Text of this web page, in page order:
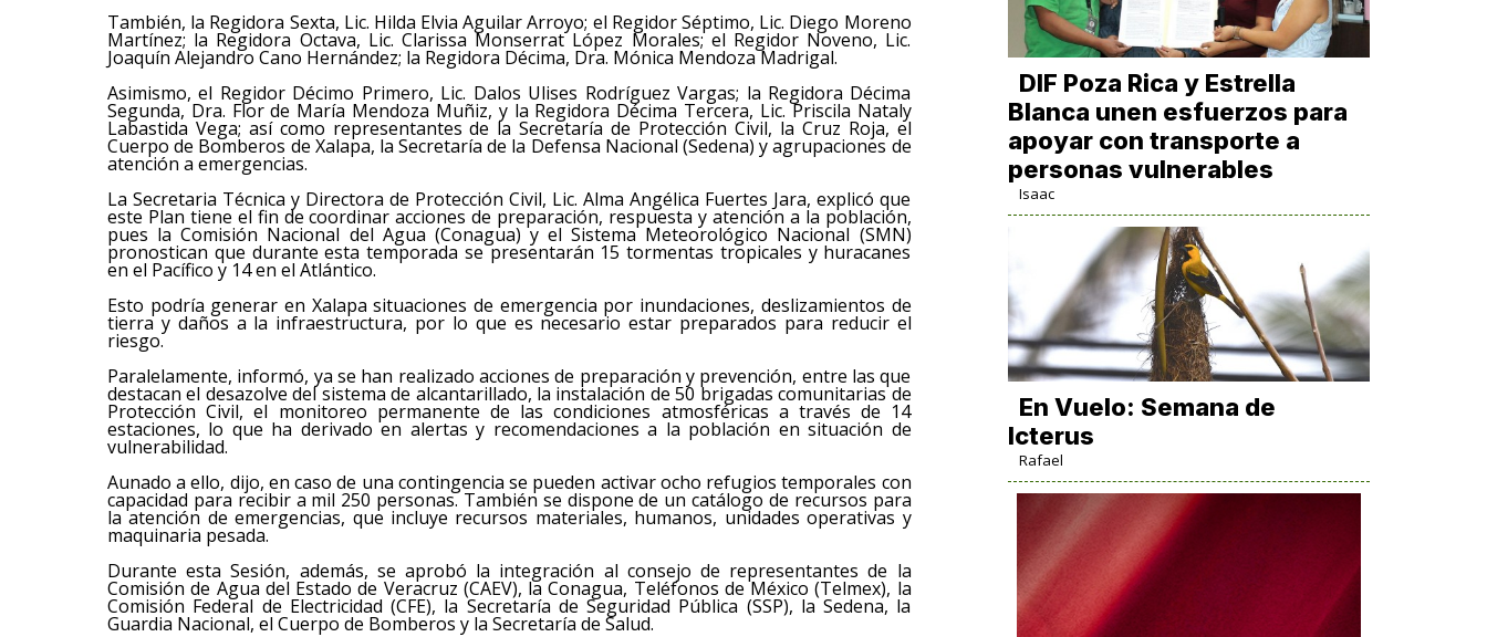
También, la Regidora Sexta, Lic. Hilda Elvia Aguilar Arroyo; el Regidor Séptimo, Lic. Diego Moreno
Martínez; la Regidora Octava, Lic. Clarissa Monserrat López Morales; el Regidor Noveno, Lic.
Joaquín Alejandro Cano Hernández; la Regidora Décima, Dra. Mónica Mendoza Madrigal.
Asimismo, el Regidor Décimo Primero, Lic. Dalos Ulises Rodríguez Vargas; la Regidora Décima
Segunda, Dra. Flor de María Mendoza Muñiz, y la Regidora Décima Tercera, Lic. Priscila Nataly
Labastida Vega; así como representantes de la Secretaría de Protección Civil, la Cruz Roja, el
Cuerpo de Bomberos de Xalapa, la Secretaría de la Defensa Nacional (Sedena) y agrupaciones de
atención a emergencias.
La Secretaria Técnica y Directora de Protección Civil, Lic. Alma Angélica Fuertes Jara, explicó que
este Plan tiene el fin de coordinar acciones de preparación, respuesta y atención a la población,
pues la Comisión Nacional del Agua (Conagua) y el Sistema Meteorológico Nacional (SMN)
pronostican que durante esta temporada se presentarán 15 tormentas tropicales y huracanes
en el Pacífico y 14 en el Atlántico.
Esto podría generar en Xalapa situaciones de emergencia por inundaciones, deslizamientos de
tierra y daños a la infraestructura, por lo que es necesario estar preparados para reducir el
riesgo.
Paralelamente, informó, ya se han realizado acciones de preparación y prevención, entre las que
destacan el desazolve del sistema de alcantarillado, la instalación de 50 brigadas comunitarias de
Protección Civil, el monitoreo permanente de las condiciones atmosféricas a través de 14
estaciones, lo que ha derivado en alertas y recomendaciones a la población en situación de
vulnerabilidad.
Aunado a ello, dijo, en caso de una contingencia se pueden activar ocho refugios temporales con
capacidad para recibir a mil 250 personas. También se dispone de un catálogo de recursos para
la atención de emergencias, que incluye recursos materiales, humanos, unidades operativas y
maquinaria pesada.
Durante esta Sesión, además, se aprobó la integración al consejo de representantes de la
Comisión de Agua del Estado de Veracruz (CAEV), la Conagua, Teléfonos de México (Telmex), la
Comisión Federal de Electricidad (CFE), la Secretaría de Seguridad Pública (SSP), la Sedena, la
Guardia Nacional, el Cuerpo de Bomberos y la Secretaría de Salud.
DIF Poza Rica y Estrella
Blanca unen esfuerzos para
apoyar con transporte a
personas vulnerables
Isaac
En Vuelo: Semana de
Icterus
Rafael